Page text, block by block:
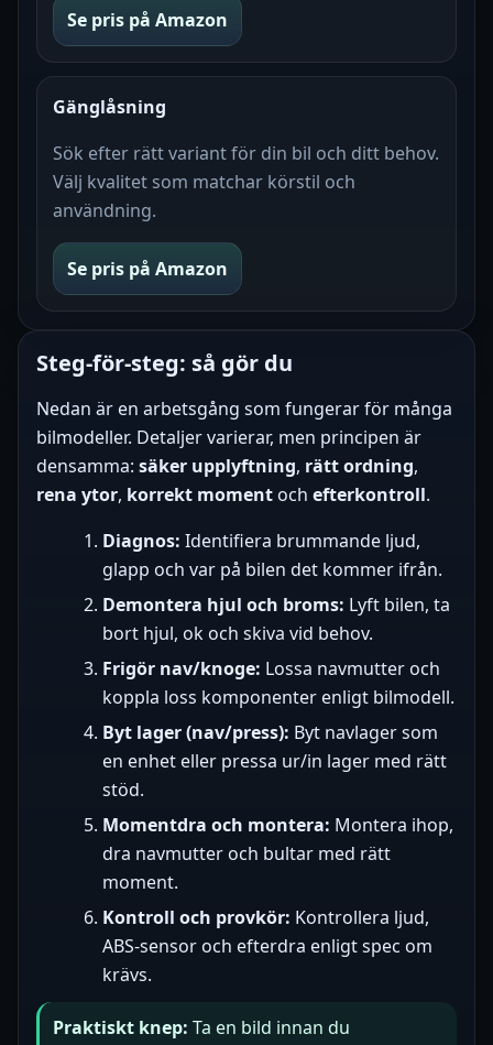
Se pris på Amazon
Gänglåsning
Sök efter rätt variant för din bil och ditt behov.
Välj kvalitet som matchar körstil och
användning.
Se pris på Amazon
Steg-för-steg: så gör du
Nedan är en arbetsgång som fungerar för många
bilmodeller. Detaljer varierar, men principen är
densamma: säker upplyftning, rätt ordning,
rena ytor, korrekt moment och efterkontroll.
Diagnos: Identifiera brummande ljud,
glapp och var på bilen det kommer ifrån.
Demontera hjul och broms: Lyft bilen, ta
bort hjul, ok och skiva vid behov.
Frigör nav/knoge: Lossa navmutter och
koppla loss komponenter enligt bilmodell.
Byt lager (nav/press): Byt navlager som
en enhet eller pressa ur/in lager med rätt
stöd.
Momentdra och montera: Montera ihop,
dra navmutter och bultar med rätt
moment.
Kontroll och provkör: Kontrollera ljud,
ABS-sensor och efterdra enligt spec om
krävs.
Praktiskt knep: Ta en bild innan du